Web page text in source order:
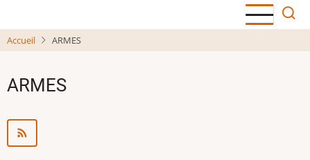
au
contenu
Accueil ARMES
ARMES